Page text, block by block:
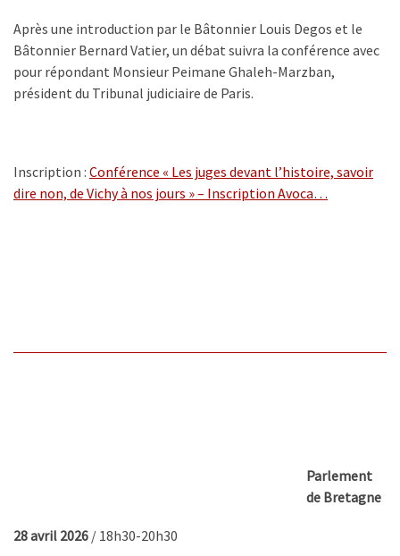
Après une introduction par le Bâtonnier Louis Degos et le
Bâtonnier Bernard Vatier, un débat suivra la conférence avec
pour répondant Monsieur Peimane Ghaleh-Marzban,
président du Tribunal judiciaire de Paris.
Inscription : Conférence « Les juges devant l’histoire, savoir
dire non, de Vichy à nos jours » – Inscription Avoca…
Parlement
de Bretagne
28 avril 2026 / 18h30-20h30